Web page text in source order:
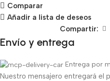
Comparar
Añadir a lista de deseos
Compartir:
Envío y entrega
Entrega por
Nuestro mensajero entregará el